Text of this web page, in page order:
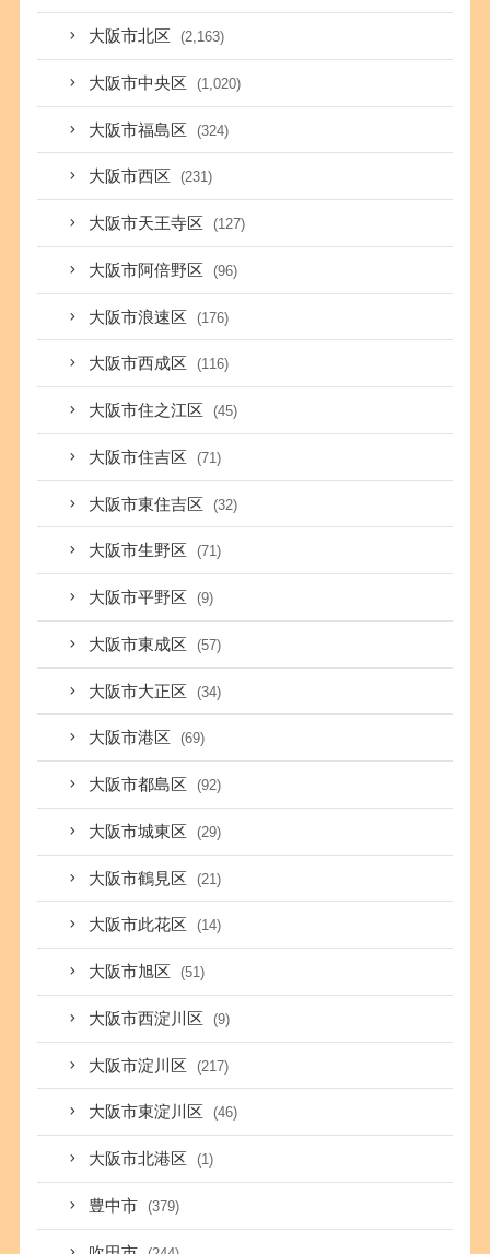
大阪市北区 (2,163)
大阪市中央区 (1,020)
大阪市福島区 (324)
大阪市西区 (231)
大阪市天王寺区 (127)
大阪市阿倍野区 (96)
大阪市浪速区 (176)
大阪市西成区 (116)
大阪市住之江区 (45)
大阪市住吉区 (71)
大阪市東住吉区 (32)
大阪市生野区 (71)
大阪市平野区 (9)
大阪市東成区 (57)
大阪市大正区 (34)
大阪市港区 (69)
大阪市都島区 (92)
大阪市城東区 (29)
大阪市鶴見区 (21)
大阪市此花区 (14)
大阪市旭区 (51)
大阪市西淀川区 (9)
大阪市淀川区 (217)
大阪市東淀川区 (46)
大阪市北港区 (1)
豊中市 (379)